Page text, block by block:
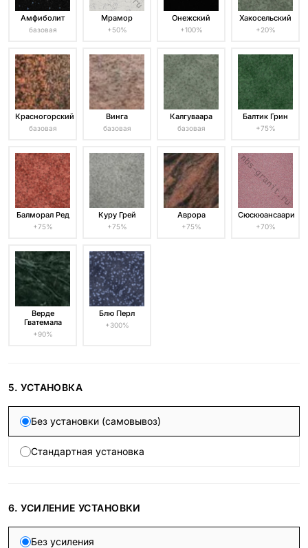
Амфиболит
базовая
Мрамор
+50%
Онежский
+100%
Хакосельский
+20%
Красногорский
базовая
Винга
базовая
Калгуваара
базовая
Балтик Грин
+75%
Балморал Ред
+75%
Куру Грей
+75%
Аврора
+75%
Сюскюансаари
+70%
Верде
Гватемала
+90%
Блю Перл
+300%
5. УСТАНОВКА
Без установки (самовывоз)
Стандартная установка
6. УСИЛЕНИЕ УСТАНОВКИ
Без усиления